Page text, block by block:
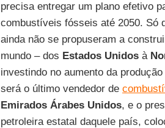
precisa entregar um plano efetivo
combustíveis fósseis até 2050. Só
ainda não se propuseram a
mundo – dos Estados Unidosà
investindo no aumento da
será o último vendedor de
Emirados Árabes Unidos, e o
petroleira estatal daquele país,